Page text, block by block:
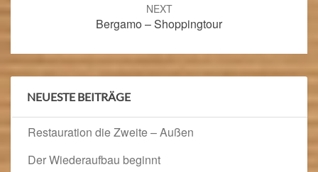
NEXT
Bergamo – Shoppingtour
NEUESTE BEITRÄGE
Restauration die Zweite – Außen
Der Wiederaufbau beginnt